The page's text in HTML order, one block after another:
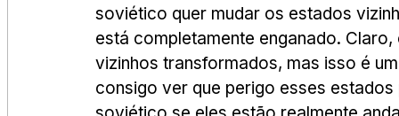
soviético quer mudar os estados
está completamente enganado.
vizinhos transformados, mas isso é
consigo ver que perigo esses